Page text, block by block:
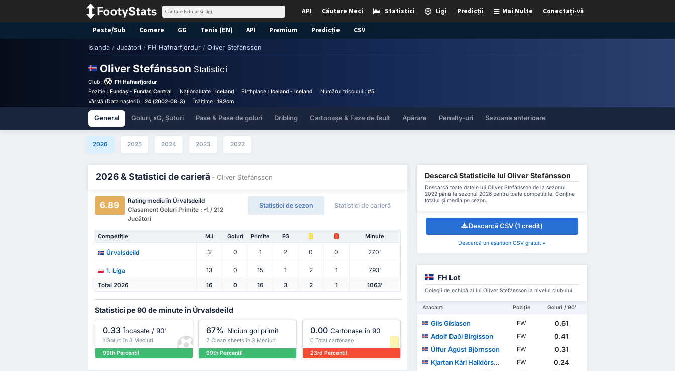
Conectați-vă
Mai Multe
Predicții
Ligi
Statistici
Căutare Meci
API
Peste/Sub Cornere GG Tenis (EN) API Premium Predicție CSV
Islanda / Jucători / FH Hafnarfjordur / Oliver Stefánsson
Oliver Stefánsson Statistici
Club :
FH Hafnarfjordur
Poziție : Fundaș - Fundaș Central Naționalitate : Iceland Birthplace :Iceland - Iceland Numărul tricoului : #5
Vârstă (Data nașterii) : 24 (2002-08-3) Înălțime : 192cm
General Goluri, xG, Șuturi Pase & Pase de goluri Dribling Cartonașe & Faze de fault Apărare Penalty-uri Sezoane anterioare
2026 2025 2024 2023 2022
2026 & Statistici de carieră - Oliver Stefánsson
6.89
Rating mediu în Úrvalsdeild
Clasament Goluri Primite : -1 / 212
Jucători
Statistici de sezon Statistici de carieră
Competiție MJ Goluri Primite FG Minute
Úrvalsdeild 3 0 1 2 0 0 270'
1. Liga 13 0 15 1 2 1 793'
Total 2026 16 0 16 3 2 1 1063'
Statistici pe 90 de minute în Úrvalsdeild
0.33 Încasate / 90'
1 Goluri în 3 Meciuri
99th Percentil
67% Niciun gol primit
2 Clean sheets în 3 Meciuri
99th Percentil
0.00 Cartonașe în 90
0 Total cartonașe
23rd Percentil
Descarcă Statisticile lui Oliver Stefánsson
Descarcă toate datele lui Oliver Stefánsson de la sezonul
2022 până la sezonul 2026 pentru toate competițiile. Conține
totalul și media pe sezon.
Descarcă CSV (1 credit)
Descarcă un eșantion CSV gratuit »
FH Lot
Colegii de echipă ai lui Oliver Stefánsson la nivelul clubului
Atacanți Poziție Goluri / 90'
Gils Gíslason FW
0.61
Adolf Daði Birgisson
FW
0.41
Úlfur Ágúst Björnsson
FW
0.31
Kjartan Kári Halldórsson
FW
0.24